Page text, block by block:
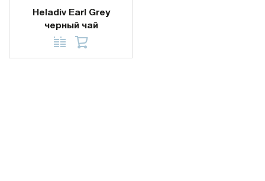
Heladiv Earl Grey
черный чай